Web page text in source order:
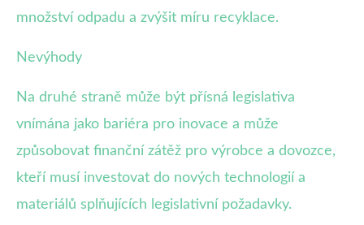
množství odpadu a zvýšit míru recyklace.
Nevýhody
Na druhé straně může být přísná legislativa
vnímána jako bariéra pro inovace a může
způsobovat finanční zátěž pro výrobce a dovozce,
kteří musí investovat do nových technologií a
materiálů splňujících legislativní požadavky.